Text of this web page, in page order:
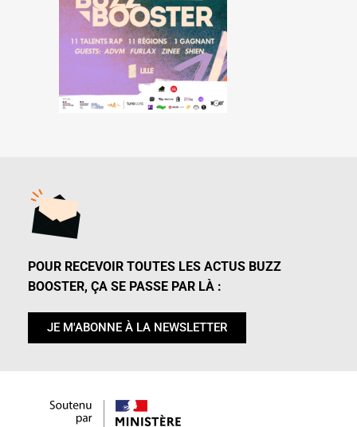
POUR RECEVOIR TOUTES LES ACTUS BUZZ
BOOSTER, ÇA SE PASSE PAR LÀ :
JE M'ABONNE À LA NEWSLETTER